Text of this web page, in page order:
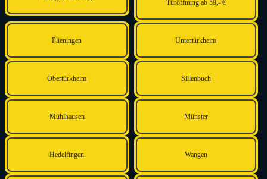
Türöffnung ab 59,- €
Plieningen Untertürkheim
Obertürkheim Sillenbuch
Mühlhausen Münster
Hedelfingen Wangen